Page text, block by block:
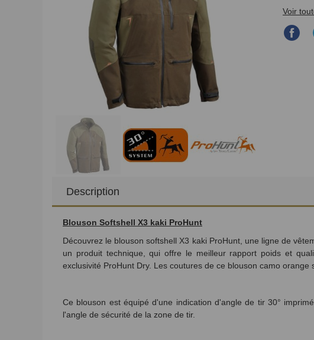
Voir
Description
Blouson Softshell X3 kaki ProHunt
Découvrez le blouson softshell X3 kaki ProHunt, une ligne de
un produit technique, qui offre le meilleur rapport poids et
exclusivité ProHunt Dry. Les coutures de ce blouson camo orange
Ce blouson est équipé d'une indication d'angle de tir 30°
l'angle de sécurité de la zone de tir.